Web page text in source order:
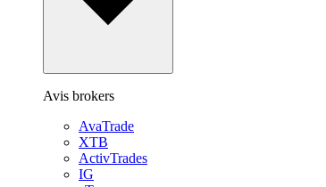
Avis brokers
AvaTrade
XTB
ActivTrades
IG